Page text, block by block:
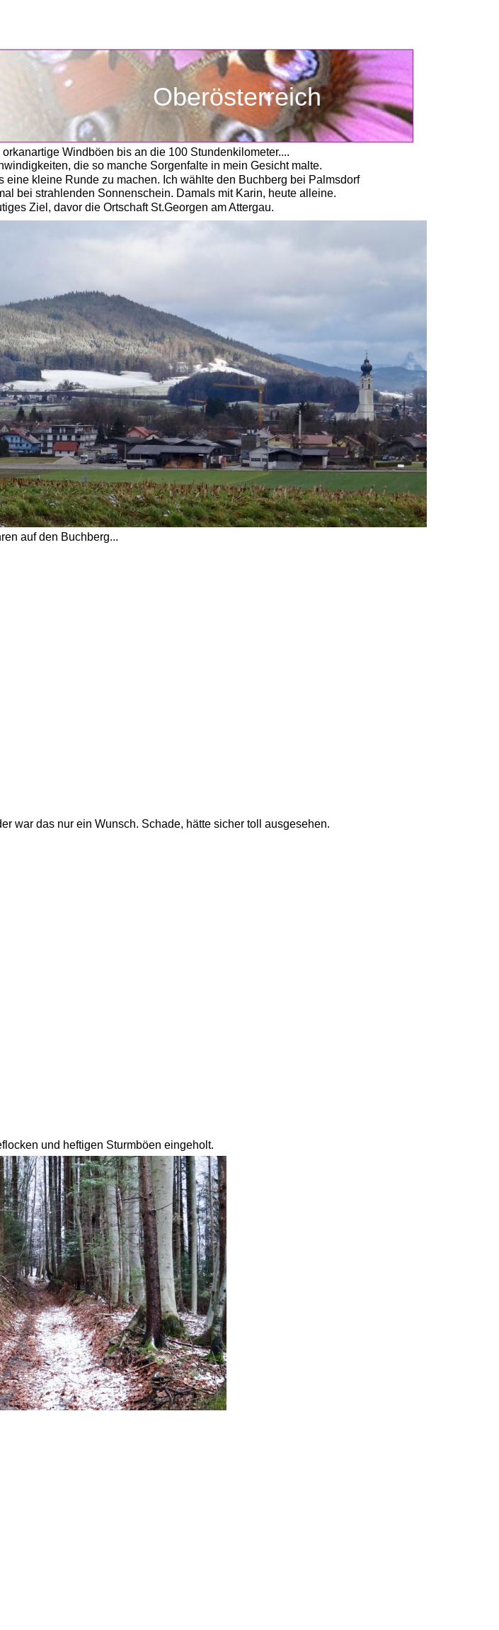
Oberösterreich
Windböen bis an die 100 Stundenkilometer....
die so manche Sorgenfalte in mein Gesicht malte.
kleine Runde zu machen. Ich wählte den Buchberg bei Palmsdorf
bei strahlenden Sonnenschein. Damals mit Karin, heute alleine.
Ziel, davor die Ortschaft St.Georgen am Attergau.
auf den Buchberg...
war das nur ein Wunsch. Schade, hätte sicher toll ausgesehen.
und heftigen Sturmböen eingeholt.